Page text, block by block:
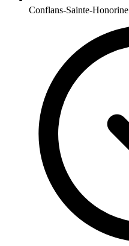
Conflans-Sainte-Honorine